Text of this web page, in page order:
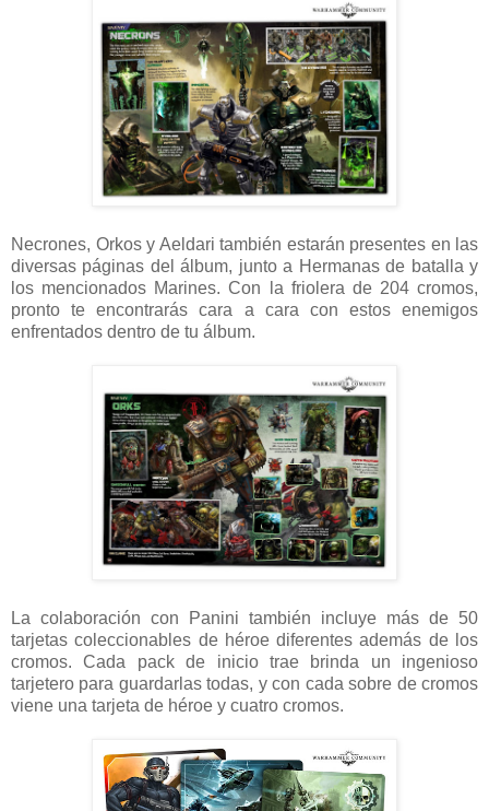
Necrones, Orkos y Aeldari también estarán presentes en las
diversas páginas del álbum, junto a Hermanas de batalla y
los mencionados Marines. Con la friolera de 204 cromos,
pronto te encontrarás cara a cara con estos enemigos
enfrentados dentro de tu álbum.
La colaboración con Panini también incluye más de 50
tarjetas coleccionables de héroe diferentes además de los
cromos. Cada pack de inicio trae brinda un ingenioso
tarjetero para guardarlas todas, y con cada sobre de cromos
viene una tarjeta de héroe y cuatro cromos.